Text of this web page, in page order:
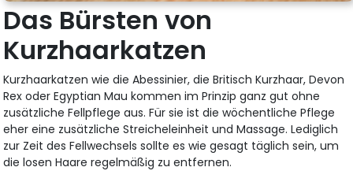
Das Bürsten von
Kurzhaarkatzen
Kurzhaarkatzen wie die Abessinier, die Britisch Kurzhaar, Devon
Rex oder Egyptian Mau kommen im Prinzip ganz gut ohne
zusätzliche Fellpflege aus. Für sie ist die wöchentliche Pflege
eher eine zusätzliche Streicheleinheit und Massage. Lediglich
zur Zeit des Fellwechsels sollte es wie gesagt täglich sein, um
die losen Haare regelmäßig zu entfernen.